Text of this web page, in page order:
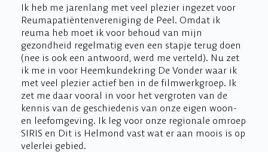
Ik heb me jarenlang met veel plezier ingezet voor
Reumapatiëntenvereniging de Peel. Omdat ik
reuma heb moet ik voor behoud van mijn
gezondheid regelmatig even een stapje terug doen
(nee is ook een antwoord, werd me verteld). Nu zet
ik me in voor Heemkundekring De Vonder waar ik
met veel plezier actief ben in de filmwerkgroep. Ik
zet me daar vooral in voor het vergroten van de
kennis van de geschiedenis van onze eigen woon-
en leefomgeving. Ik leg voor onze regionale omroep
SIRIS en Dit is Helmond vast wat er aan moois is op
velerlei gebied.